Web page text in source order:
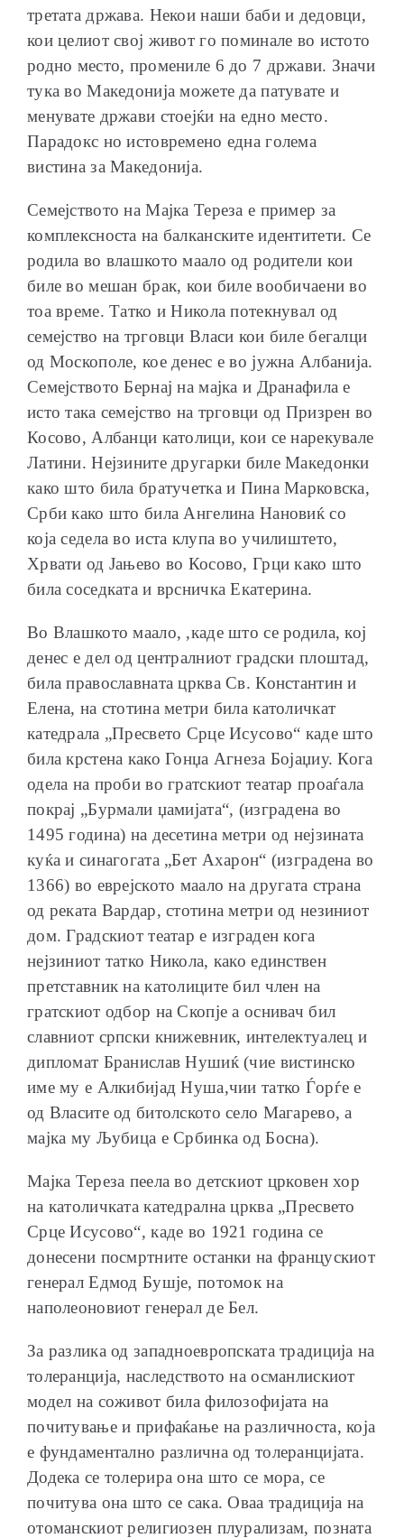
третата држава. Некои наши баби и дедовци,
кои целиот свој живот го поминале во истото
родно место, промениле 6 до 7 држави. Значи
тука во Македонија можете да патувате и
менувате држави стоејќи на едно место.
Парадокс но истовремено една голема
вистина за Македонија.
Семејството на Мајка Тереза е пример за
комплексноста на балканските идентитети. Се
родила во влашкото маало од родители кои
биле во мешан брак, кои биле вообичаени во
тоа време. Татко и Никола потекнувал од
семејство на трговци Власи кои биле бегалци
од Москополе, кое денес е во јужна Албанија.
Семејството Бернај на мајка и Дранафила е
исто така семејство на трговци од Призрен во
Косово, Албанци католици, кои се нарекувале
Латини. Нејзините другарки биле Македонки
како што била братучетка и Пина Марковска,
Срби како што била Ангелина Нановиќ со
која седела во иста клупа во училиштето,
Хрвати од Јањево во Косово, Грци како што
била соседката и врсничка Екатерина.
Во Влашкото маало, ,каде што се родила, кој
денес е дел од централниот градски плоштад,
била православната црква Св. Константин и
Елена, на стотина метри била католичкат
катедрала „Пресвето Срце Исусово“ каде што
била крстена како Гонџа Агнеза Бојаџиу. Кога
одела на проби во гратскиот театар проаѓала
покрај „Бурмали џамијата“, (изградена во
1495 година) на десетина метри од нејзината
куќа и синагогата „Бет Ахарон“ (изградена во
1366) во еврејското маало на другата страна
од реката Вардар, стотина метри од незиниот
дом. Градскиот театар е изграден кога
нејзиниот татко Никола, како единствен
претставник на католиците бил член на
гратскиот одбор на Скопје а оснивач бил
славниот српски книжевник, интелектуалец и
дипломат Бранислав Нушиќ (чие вистинско
име му е Алкибијад Нуша,чии татко Ѓорѓе е
од Власите од битолското село Магарево, а
мајка му Љубица е Србинка од Босна).
Мајка Тереза пеела во детскиот црковен хор
на католичката катедрална црква „Пресвето
Срце Исусово“, каде во 1921 година се
донесени посмртните останки на францускиот
генерал Едмод Бушје, потомок на
наполеоновиот генерал де Бел.
За разлика од западноевропската традиција на
толеранција, наследството на османлискиот
модел на соживот била филозофијата на
почитување и прифаќање на различноста, која
е фундаментално различна од толеранцијата.
Додека се толерира она што се мора, се
почитува она што се сака. Оваа традиција на
отоманскиот религиозен плурализам, позната